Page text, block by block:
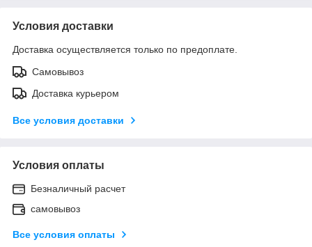
Условия доставки
Доставка осуществляется только по предоплате.
Самовывоз
Доставка курьером
Все условия доставки
Условия оплаты
Безналичный расчет
самовывоз
Все условия оплаты